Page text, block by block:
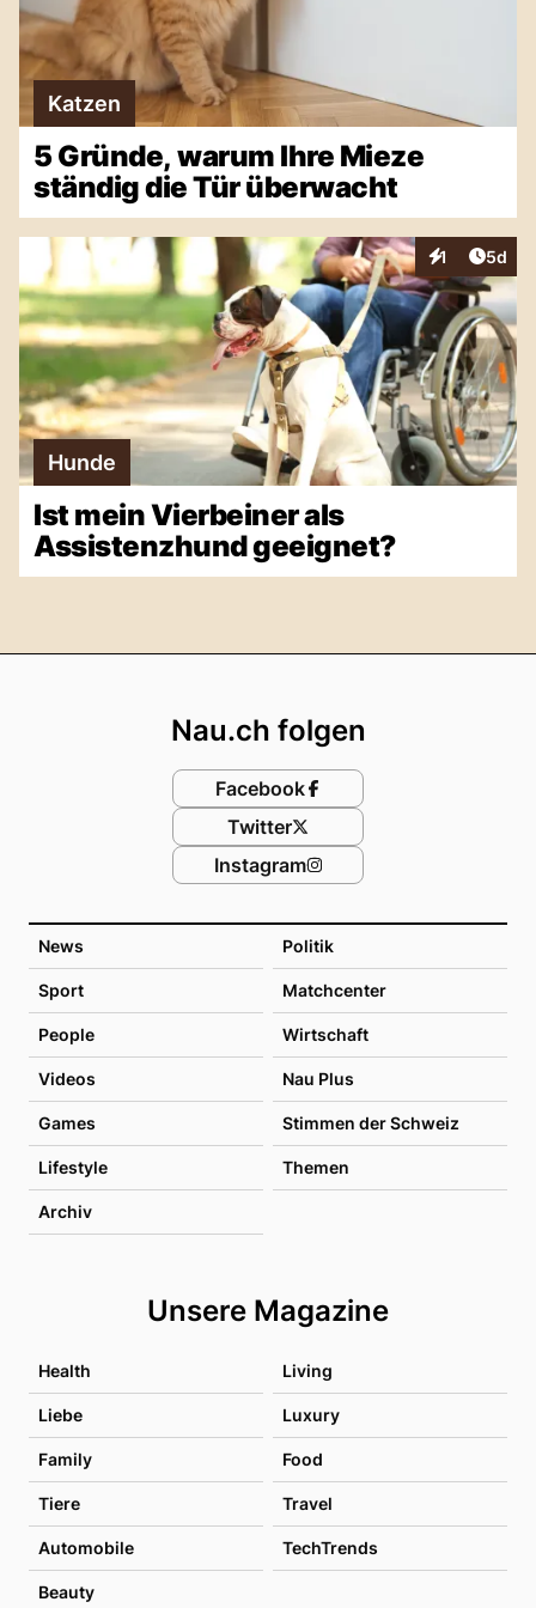
Katzen
5 Gründe, warum Ihre Mieze
ständig die Tür überwacht
1
Interaktionen
5d
Hunde
Ist mein Vierbeiner als
Assistenzhund geeignet?
News Politik
Sport Matchcenter
People Wirtschaft
Videos Nau Plus
Games Stimmen der Schweiz
Lifestyle Themen
Archiv
Unsere Magazine
Health Living
Liebe Luxury
Family Food
Tiere Travel
Automobile TechTrends
Beauty
Nau.ch folgen
Facebook
Twitter
Instagram